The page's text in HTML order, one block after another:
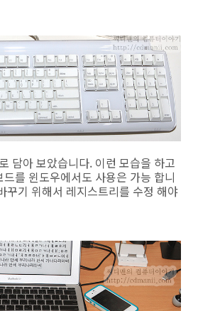
담아 보았습니다. 이런 모습을 하고
를 윈도우에서도 사용은 가능 합니
꾸기 위해서 레지스트리를 수정 해야